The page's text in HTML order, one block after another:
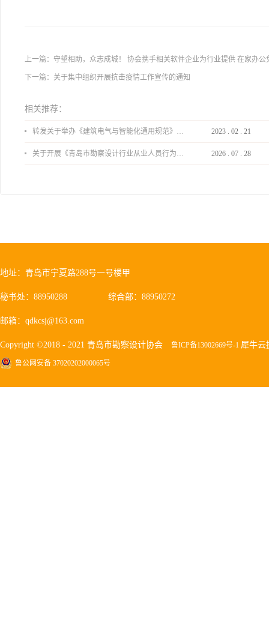
上一篇： 守望相助，众志成城！ 协会携手相关软件企业为行业提供 在家办公
下一篇： 关于集中组织开展抗击疫情工作宣传的通知
相关推荐：
转发关于举办《建筑电气与智能化通用规范》 GB55024-2022公益宣贯的通知 2023 02 21
关于开展《青岛市勘察设计行业从业人员行为导则》、《青岛市住宅工程设计审查品质提升指引（2026版）》宣贯活动的通知 2026 07 28
地址：青岛市宁夏路288号一号楼甲
秘书处：88950288 综合部：88950272
邮箱：qdkcsj@163.com
Copyright ©2018 - 2021 青岛市勘察设计协会 鲁ICP备13002669号-1 犀牛云
鲁公网安备 37020202000065号